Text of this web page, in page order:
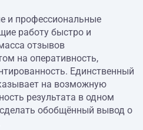
и профессиональные
работу быстро и
отзывов
на оперативность,
Единственный
на возможную
результата в одном
обобщённый вывод о